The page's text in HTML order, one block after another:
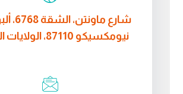
شارع
نيومكسيكو 87110، الولايات المتحدة